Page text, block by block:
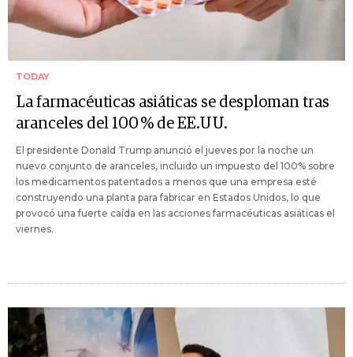
TODAY
La farmacéuticas asiáticas se desploman tras
aranceles del 100 % de EE.UU.
El presidente Donald Trump anunció el jueves por la noche un
nuevo conjunto de aranceles, incluido un impuesto del 100% sobre
los medicamentos patentados a menos que una empresa esté
construyendo una planta para fabricar en Estados Unidos, lo que
provocó una fuerte caída en las acciones farmacéuticas asiáticas el
viernes.